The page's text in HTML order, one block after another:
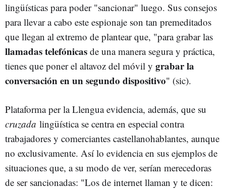
lingüísticas para poder "sancionar" luego. Sus consejos
para llevar a cabo este espionaje son tan premeditados
que llegan al extremo de plantear que, "para grabar las
llamadas telefónicas de una manera segura y práctica,
tienes que poner el altavoz del móvil y grabar la
conversación en un segundo dispositivo" (sic).
Plataforma per la Llengua evidencia, además, que su
cruzada lingüística se centra en especial contra
trabajadores y comerciantes castellanohablantes, aunque
no exclusivamente. Así lo evidencia en sus ejemplos de
situaciones que, a su modo de ver, serían merecedoras
de ser sancionadas: "Los de internet llaman y te dicen: